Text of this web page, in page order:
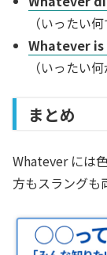
（いったい
Whatever
（いったい
まとめ
Whatever には
方もスラングも